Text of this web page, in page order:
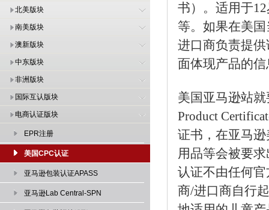
北美版块
南美版块
澳新版块
中东版块
非洲版块
国际互认版块
电商认证版块
EPR注册
美国CPC认证
亚马逊包装认证APASS
亚马逊Lab Central-SPN
书）。适用于
等。如果在美
进口商负责提
面体现产品的
美国亚马逊站
Product
证书，在亚马
用品等会被要
认证不由任何
商/进口商自行